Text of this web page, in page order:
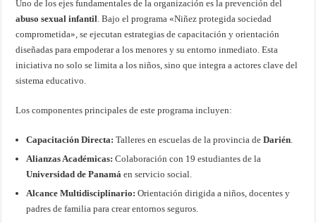
Uno de los ejes fundamentales de la organización es la prevención del
abuso sexual infantil. Bajo el programa «Niñez protegida sociedad
comprometida», se ejecutan estrategias de capacitación y orientación
diseñadas para empoderar a los menores y su entorno inmediato. Esta
iniciativa no solo se limita a los niños, sino que integra a actores clave del
sistema educativo.
Los componentes principales de este programa incluyen:
Capacitación Directa: Talleres en escuelas de la provincia deDarién.
Alianzas Académicas: Colaboración con 19 estudiantes de la
Universidad de Panamá en servicio social.
Alcance Multidisciplinario: Orientación dirigida a niños, docentes y
padres de familia para crear entornos seguros.